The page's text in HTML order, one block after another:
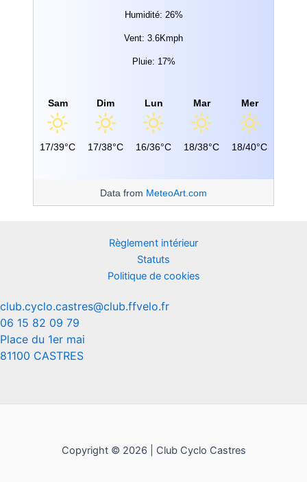
Humidité: 26%
Vent: 3.6Kmph
Pluie: 17%
Sam
17/39°C
Dim
17/38°C
Lun
16/36°C
Mar
18/38°C
Mer
18/40°C
Data from MeteoArt.com
Règlement intérieur
Statuts
Politique de cookies
club.cyclo.castres@club.ffvelo.fr
06 15 82 09 79
Place du 1er mai
81100 CASTRES
Copyright © 2026 | Club Cyclo Castres